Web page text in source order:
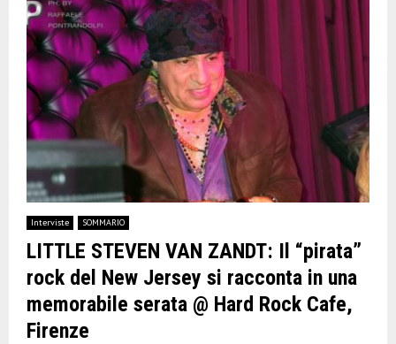
Interviste SOMMARIO
LITTLE STEVEN VAN ZANDT: Il “pirata”
rock del New Jersey si racconta in una
memorabile serata @ Hard Rock Cafe,
Firenze